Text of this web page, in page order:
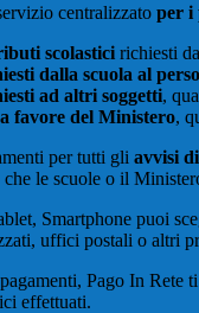
centralizzato per i
scolastici richiesti
dalla scuola al
ad altri soggetti,
favore del Ministero,
per tutti gli avvisi
le scuole o il
Smartphone puoi
uffici postali o altri
Pago In Rete
effettuati.